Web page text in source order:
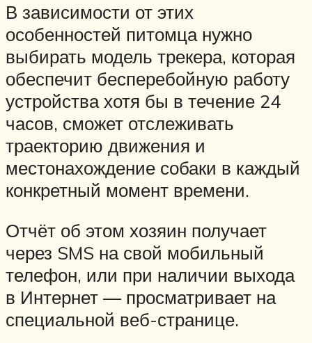
В зависимости от этих
особенностей питомца нужно
выбирать модель трекера, которая
обеспечит бесперебойную работу
устройства хотя бы в течение 24
часов, сможет отслеживать
траекторию движения и
местонахождение собаки в каждый
конкретный момент времени.
Отчёт об этом хозяин получает
через SMS на свой мобильный
телефон, или при наличии выхода
в Интернет — просматривает на
специальной веб-странице.